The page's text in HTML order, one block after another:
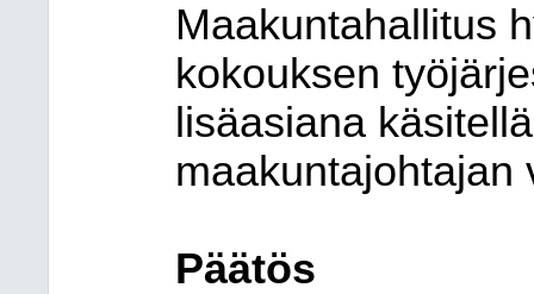
Maakuntahallitus
kokouksen
lisäasiana
maakuntajohtajan
Päätös